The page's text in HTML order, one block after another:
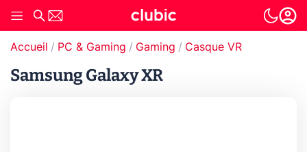
Accueil PC & Gaming Gaming Casque VR
Samsung Galaxy XR